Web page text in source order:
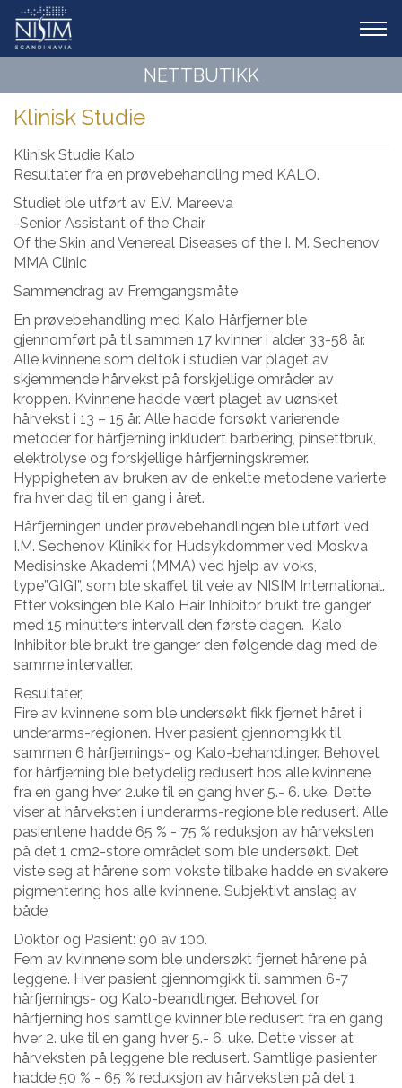
NETTBUTIKK
Klinisk Studie
Klinisk Studie Kalo
Resultater fra en prøvebehandling med KALO.
Studiet ble utført av E.V. Mareeva
-Senior Assistant of the Chair
Of the Skin and Venereal Diseases of the I. M. Sechenov
MMA Clinic
Sammendrag av Fremgangsmåte
En prøvebehandling med Kalo Hårfjerner ble
gjennomført på til sammen 17 kvinner i alder 33-58 år.
Alle kvinnene som deltok i studien var plaget av
skjemmende hårvekst på forskjellige områder av
kroppen. Kvinnene hadde vært plaget av uønsket
hårvekst i 13 – 15 år. Alle hadde forsøkt varierende
metoder for hårfjerning inkludert barbering, pinsettbruk,
elektrolyse og forskjellige hårfjerningskremer.
Hyppigheten av bruken av de enkelte metodene varierte
fra hver dag til en gang i året.
Hårfjerningen under prøvebehandlingen ble utført ved
I.M. Sechenov Klinikk for Hudsykdommer ved Moskva
Medisinske Akademi (MMA) ved hjelp av voks,
type”GIGI”, som ble skaffet til veie av NISIM International.
Etter voksingen ble Kalo Hair Inhibitor brukt tre ganger
med 15 minutters intervall den første dagen. Kalo
Inhibitor ble brukt tre ganger den følgende dag med de
samme intervaller.
Resultater,
Fire av kvinnene som ble undersøkt fikk fjernet håret i
underarms-regionen. Hver pasient gjennomgikk til
sammen 6 hårfjernings- og Kalo-behandlinger. Behovet
for hårfjerning ble betydelig redusert hos alle kvinnene
fra en gang hver 2.uke til en gang hver 5.- 6. uke. Dette
viser at hårveksten i underarms-regione ble redusert. Alle
pasientene hadde 65 % - 75 % reduksjon av hårveksten
på det 1 cm2-store området som ble undersøkt. Det
viste seg at hårene som vokste tilbake hadde en svakere
pigmentering hos alle kvinnene. Subjektivt anslag av
både
Doktor og Pasient: 90 av 100.
Fem av kvinnene som ble undersøkt fjernet hårene på
leggene. Hver pasient gjennomgikk til sammen 6-7
hårfjernings- og Kalo-beandlinger. Behovet for
hårfjerning hos samtlige kvinner ble redusert fra en gang
hver 2. uke til en gang hver 5.- 6. uke. Dette visser at
hårveksten på leggene ble redusert. Samtlige pasienter
hadde 50 % - 65 % reduksjon av hårveksten på det 1